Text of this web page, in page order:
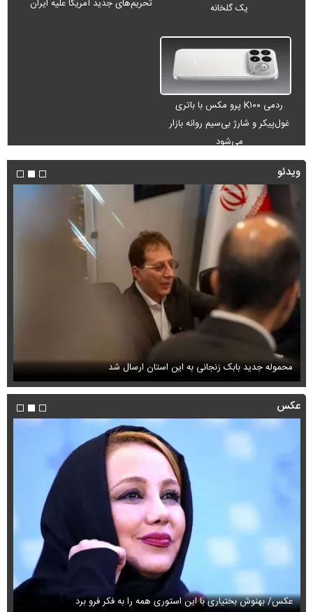
یک گلخانه
تحریم‌های جدید آمریکا علیه ایران
ردمی K۱۰۰ پرو مکس با باتری
غول‌پیکر و شارژ بی‌سیم روانه بازار
می‌شود
ویدئو
محموله جدید بابک زنجانی به این استان ارسال شد
عکس
عکس/ بهنوش بختیاری با این استوری همه را به فکر فرو برد